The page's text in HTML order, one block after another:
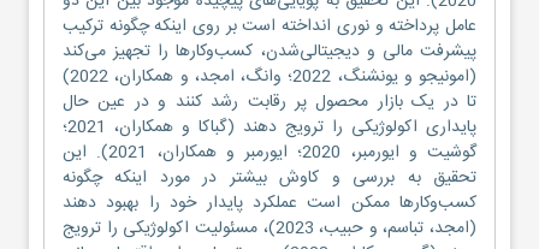
عامل پرداخته و نوری انداخته است بر روی اینکه چگونه ترکیب
پیشرفت مالی و دیجیتالی‌شدن، کسب‌وکارها را تجهیز می‌کند
(امونیجو و یونشنگ، 2022؛ وانگ، امجد، و همکاران، 2022)
تا در یک بازار محصول پر رقابت رشد کنند و در عین حال
پایداری اکولوژیکی را ترویج دهند (گباکا و همکاران، 2021؛
گوشیت و ایورمبر، 2020؛ ایورمبر و همکاران، 2021). این
تحقیق به بررسی و کاوش بیشتر در مورد اینکه چگونه
کسب‌وکارها ممکن است عملکرد پایدار خود را بهبود دهند
(امجد، تباسم، و حبیب، 2023)، مسئولیت اکولوژیکی را ترویج